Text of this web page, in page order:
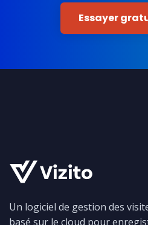
Essayer
Un logiciel de gestion des
basé sur le cloud pour